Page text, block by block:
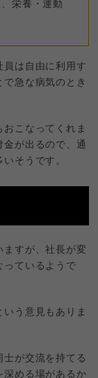
栄養・運動
は自由に利用す
急な病気のとき
こなってくれま
が出るので、通
そうです。
すが、社長が変
っているようで
う意見もありま
が交流を持てる
深める場があるか